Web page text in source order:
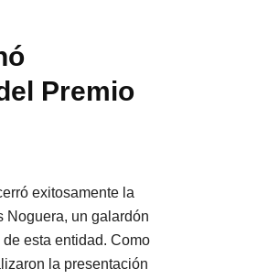
Premio
exitosamente la
Noguera, un galardón
esta entidad. Como
la presentación